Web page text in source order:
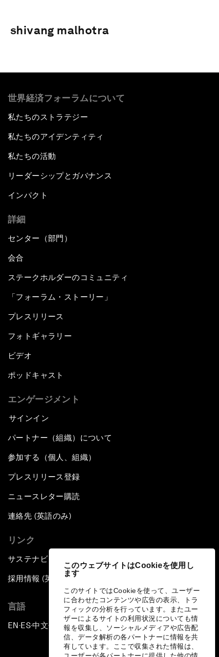
このウェブサイトはCookieを使用し
ます
このサイトではCookieを使って、ユーザー
に合わせたコンテンツや広告の表示、トラ
フィックの分析を行っています。またユー
ザーによるサイトの利用状況についても情
報を収集し、ソーシャルメディアや広告配
信、データ解析の各パートナーに情報を共
有しています。ここで収集された情報は、
shivang malhotra
世界経済フォーラムについて
私たちのストラテジー
私たちのアイデンティティ
私たちの活動
リーダーシップとガバナンス
インパクト
詳細
センター（部門）
会合
ステークホルダーのコミュニティ
「フォーラム・ストーリー」
プレスリリース
フォトギャラリー
ビデオ
ポッドキャスト
エンゲージメント
サインイン
パートナー（組織）について
参加する（個人、組織）
プレスリリース登録
ニュースレター購読
連絡先 (英語のみ)
リンク
サステナビリティへの取り組み
採用情報 (英語のみ)
言語
EN ▪ES▪中文▪ 日本語